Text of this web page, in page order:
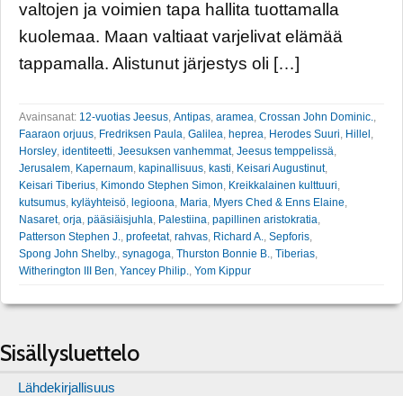
valtojen ja voimien tapa hallita tuottamalla
kuolemaa. Maan valtiaat varjelivat elämää
tappamalla. Alistunut järjestys oli […]
Avainsanat: 12-vuotias Jeesus Antipas aramea Crossan John Dominic.
Faaraon orjuus Fredriksen Paula Galilea heprea Herodes Suuri Hillel
Horsley identiteetti Jeesuksen vanhemmat, Jeesus temppelissä
Jerusalem Kapernaum kapinallisuus kasti Keisari Augustinut,
Keisari Tiberius Kimondo Stephen Simon Kreikkalainen kulttuuri
kutsumus kyläyhteisö legioona Maria Myers Ched & Enns Elaine
Nasaret, orja pääsiäisjuhla Palestiina papillinen aristokratia
Patterson Stephen J.
profeetat, rahvas Richard A. Sepforis
Spong John Shelby. synagoga Thurston Bonnie B. Tiberias
Witherington III Ben Yancey Philip. Yom Kippur
Sisällysluettelo
Lähdekirjallisuus